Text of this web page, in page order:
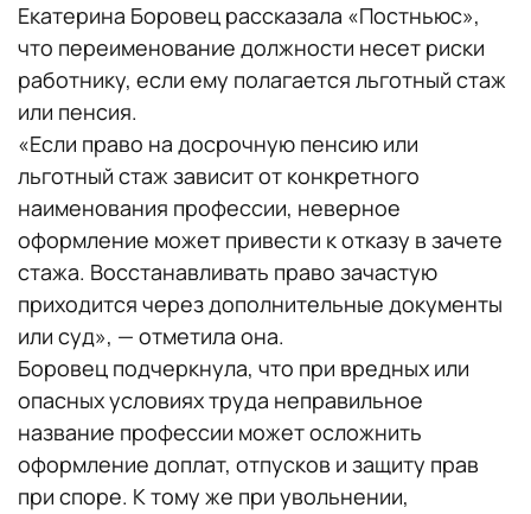
Екатерина Боровец рассказала «Постньюс»,
что переименование должности несет риски
работнику, если ему полагается льготный стаж
или пенсия.
«Если право на досрочную пенсию или
льготный стаж зависит от конкретного
наименования профессии, неверное
оформление может привести к отказу в зачете
стажа. Восстанавливать право зачастую
приходится через дополнительные документы
или суд», — отметила она.
Боровец подчеркнула, что при вредных или
опасных условиях труда неправильное
название профессии может осложнить
оформление доплат, отпусков и защиту прав
при споре. К тому же при увольнении,